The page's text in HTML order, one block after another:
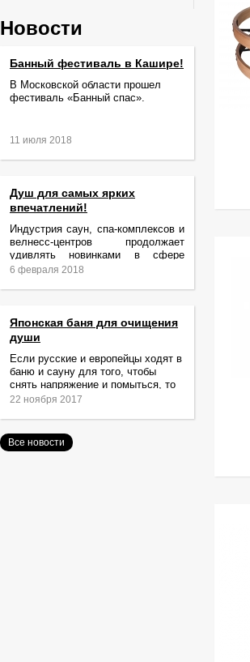
Новости
Банный фестиваль в Кашире!
В Московской области прошел
фестиваль «Банный спас».
11 июля 2018
Душ для самых ярких
впечатлений!
Индустрия саун, спа-комплексов и
велнесс-центров продолжает
удивлять новинками в сфере
релаксации и ухода за телом.
6 февраля 2018
Японская баня для очищения
души
Если русские и европейцы ходят в
баню и сауну для того, чтобы
снять напряжение и помыться, то
жители Японии идут туда за
22 ноября 2017
Все новости